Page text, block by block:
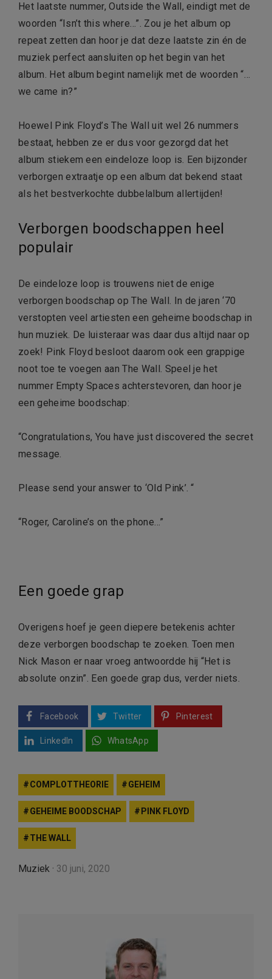
Het laatste nummer, Outside the Wall, eindigt met de
woorden “Isn’t this where…”. Zou je het album op
repeat zetten dan hoor je dat deze laatste zin én de
muziek perfect aansluiten op het begin van het
album. Het album begint namelijk met de woorden “…
we came in?”
Hoewel Pink Floyd’s The Wall uit wel 26 nummers
bestaat, hebben ze er dus voor gezorgd dat het
album stiekem een eindeloze loop is. Een bijzonder
verborgen extraatje op een album dat bekend staat
als het bestverkochte dubbelalbum allertijden!
Verborgen boodschappen heel
populair
De eindeloze loop is trouwens niet de enige
verborgen boodschap op The Wall. In de jaren ‘70
verstopten veel artiesten een geheime boodschap in
hun muziek. De luisteraar was daar dus altijd naar op
zoek! Pink Floyd besloot daarom ook een grappige
noot toe te voegen aan The Wall. Speel je het
nummer Empty Spaces achterstevoren, dan hoor je
een geheime boodschap:
“Congratulations, You have just discovered the secret
message.
Please send your answer to ‘Old Pink’. “
“Roger, Caroline’s on the phone…”
Een goede grap
Overigens hoef je geen diepere betekenis achter
deze verborgen boodschap te zoeken. Toen men
Nick Mason er naar vroeg antwoordde hij “Het is
absolute onzin”. Een goede grap dus, verder niets.
Facebook Twitter Pinterest
LinkedIn WhatsApp
COMPLOTTHEORIE GEHEIM
GEHEIME BOODSCHAP PINK FLOYD
THE WALL
Muziek · 30 juni, 2020